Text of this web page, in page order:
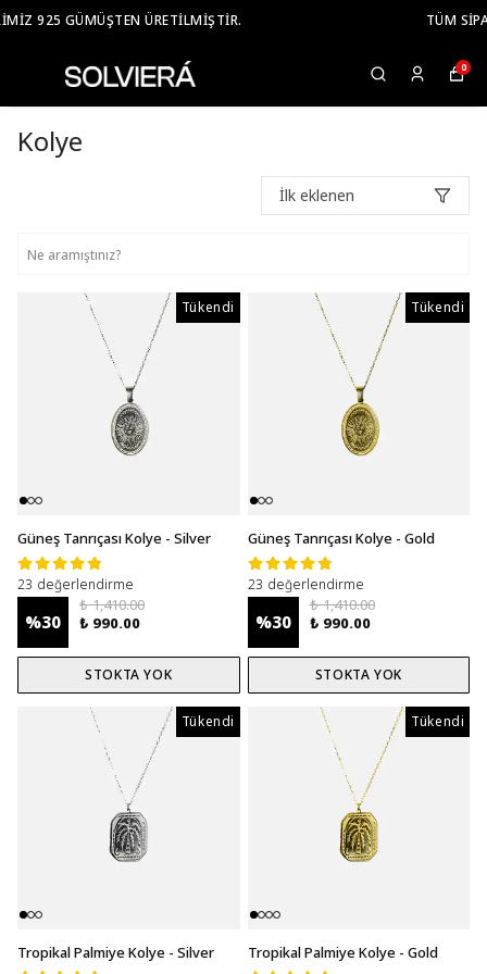
TÜM SIPARIŞLERINIZDE ÜCRETSIZ KARGO
0
Kolye
İlk eklenen
Tükendi Tükendi
Güneş Tanrıçası Kolye - Silver
23 değerlendirme
%30
₺ 1,410.00
₺ 990.00
STOKTA YOK
Tükendi
Güneş Tanrıçası Kolye - Gold
23 değerlendirme
%30
₺ 1,410.00
₺ 990.00
STOKTA YOK
Tükendi Tükendi
Tropikal Palmiye Kolye - Silver
Tükendi
Tropikal Palmiye Kolye - Gold